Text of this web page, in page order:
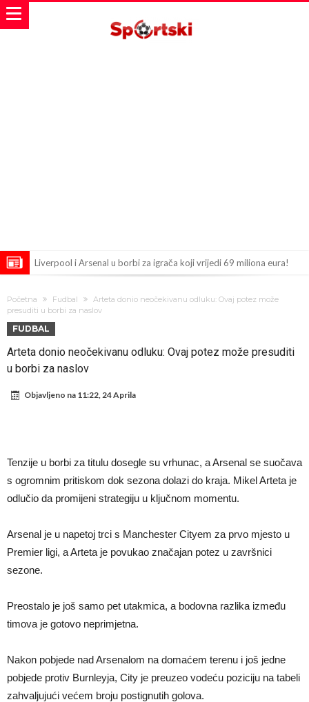
Liverpool i Arsenal u borbi za igrača koji vrijedi 69 miliona eura!
napokon poznat
Engleski reprezentativac optužen za napad u noćnom klubu
Suđenje o smrti Maradone: Noge su mu bile natečene, nije se htio
oprati
Ko je uvjerio Rodrija da izabere Barcelonu?
Atletico prati situaciju.
Početna Fudbal
Arteta donio neočekivanu odluku: Ovaj potez može
presuditi u borbi za naslov
FUDBAL
Arteta donio neočekivanu odluku: Ovaj potez može presuditi
u borbi za naslov
Objavljeno na 11:22, 24 Aprila
Tenzije u borbi za titulu dosegle su vrhunac, a Arsenal se suočava
s ogromnim pritiskom dok sezona dolazi do kraja. Mikel Arteta je
odlučio da promijeni strategiju u ključnom momentu.
Arsenal je u napetoj trci s Manchester Cityem za prvo mjesto u
Premier ligi, a Arteta je povukao značajan potez u završnici
sezone.
Preostalo je još samo pet utakmica, a bodovna razlika između
timova je gotovo neprimjetna.
Nakon pobjede nad Arsenalom na domaćem terenu i još jedne
pobjede protiv Burnleyja, City je preuzeo vodeću poziciju na tabeli
zahvaljujući većem broju postignutih golova.